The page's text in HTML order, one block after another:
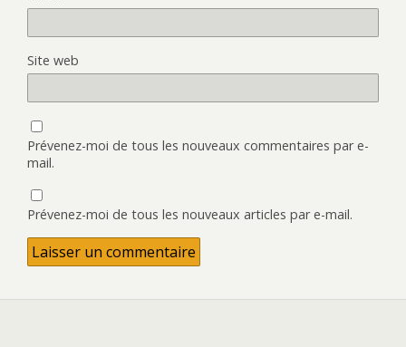
Site web
Prévenez-moi de tous les nouveaux commentaires par e-
mail.
Prévenez-moi de tous les nouveaux articles par e-mail.